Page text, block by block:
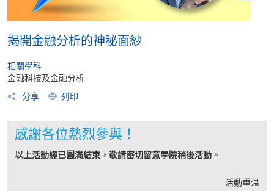
揭開金融分析的神秘面紗
相關學科
金融科技及金融分析
分享
列印
感謝各位熱烈參與！
以上活動經已圓滿結束，敬請密切留意學院稍後活動。
活動重温